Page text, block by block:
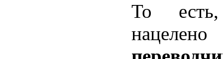
То есть,